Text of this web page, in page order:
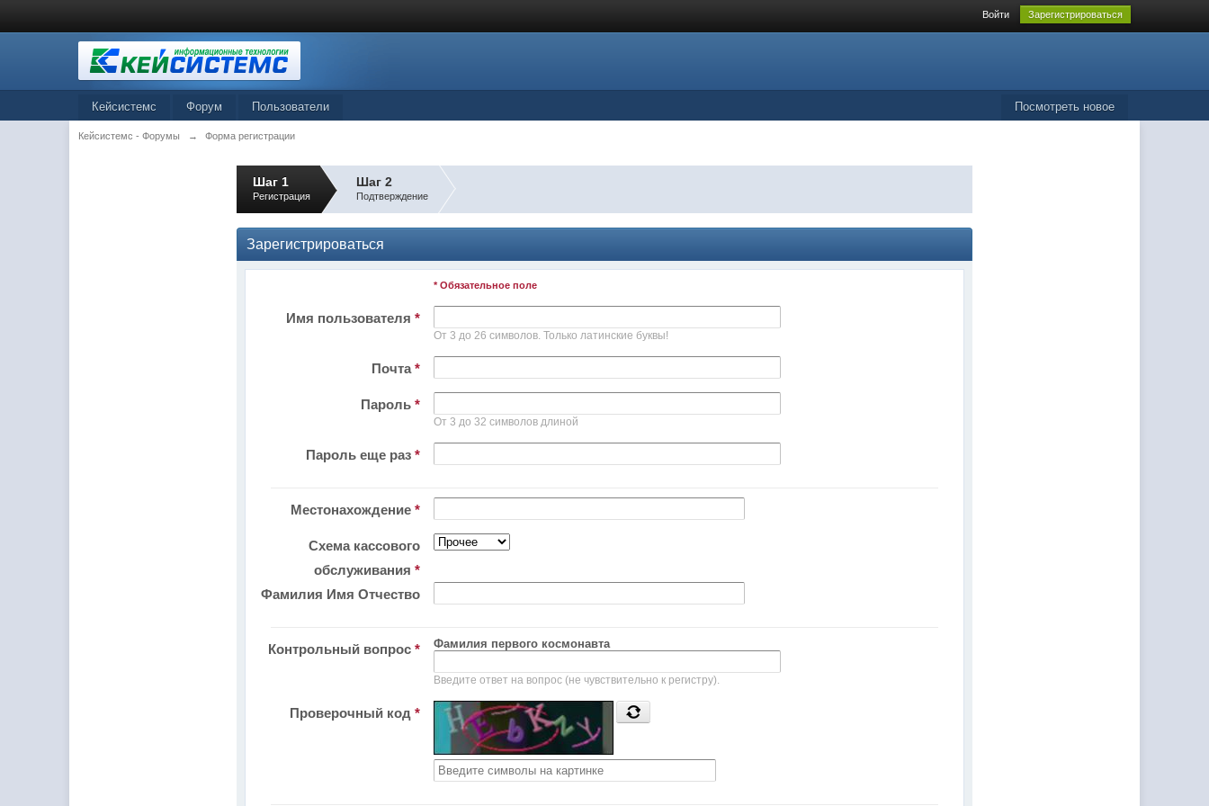
Войти Зарегистрироваться
Посмотреть новое
Кейсистемс Форум Пользователи
Кейсистемс - Форумы → Форма регистрации
Шаг 1
Регистрация
Шаг 2
Подтверждение
Зарегистрироваться
* Обязательное поле
Имя пользователя *
От 3 до 26 символов. Только латинские буквы!
Почта*
Пароль *
От 3 до 32 символов длиной
Пароль еще раз *
Местонахождение *
Схема кассового
обслуживания *
Фамилия Имя Отчество
Контрольный вопрос * Фамилия первого космонавта
Введите ответ на вопрос (не чувствительно к регистру).
Проверочный код *